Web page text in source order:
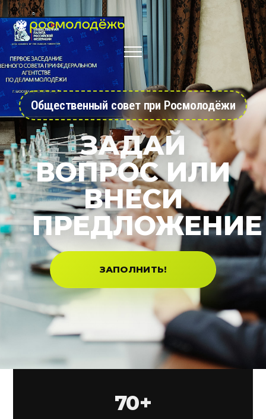
Общественный совет при Росмолодёжи
ЗАДАЙ
ВОПРОС ИЛИ
ВНЕСИ
ПРЕДЛОЖЕНИЕ
ЗАПОЛНИТЬ!
70+